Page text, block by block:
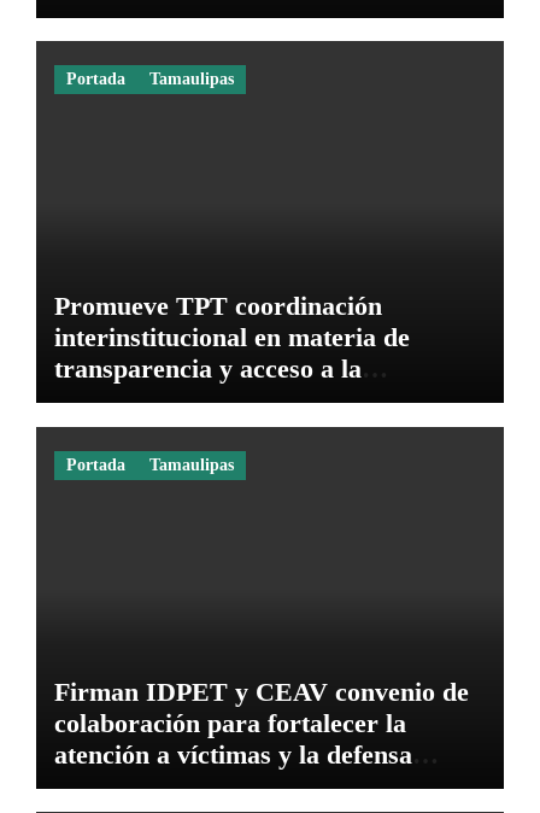
Portada Tamaulipas
Promueve TPT coordinación
interinstitucional en materia de
transparencia y acceso a la
información pública
Portada Tamaulipas
Firman IDPET y CEAV convenio de
colaboración para fortalecer la
atención a víctimas y la defensa
jurídica en Tamaulipas